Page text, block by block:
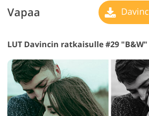
Vapaa
LUT Davincin ratkaisulle #29 "B&W"